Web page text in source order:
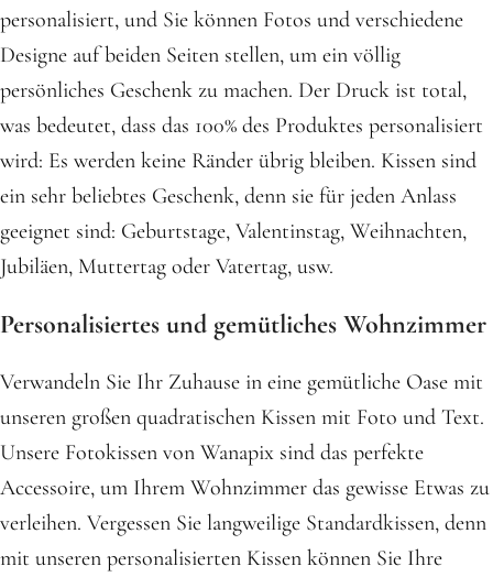
personalisiert, und Sie können Fotos und verschiedene
Designe auf beiden Seiten stellen, um ein völlig
persönliches Geschenk zu machen. Der Druck ist total,
was bedeutet, dass das 100% des Produktes personalisiert
wird: Es werden keine Ränder übrig bleiben. Kissen sind
ein sehr beliebtes Geschenk, denn sie für jeden Anlass
geeignet sind: Geburtstage, Valentinstag, Weihnachten,
Jubiläen, Muttertag oder Vatertag, usw.
Personalisiertes und gemütliches Wohnzimmer
Verwandeln Sie Ihr Zuhause in eine gemütliche Oase mit
unseren großen quadratischen Kissen mit Foto und Text.
Unsere Fotokissen von Wanapix sind das perfekte
Accessoire, um Ihrem Wohnzimmer das gewisse Etwas zu
verleihen. Vergessen Sie langweilige Standardkissen, denn
mit unseren personalisierten Kissen können Sie Ihre